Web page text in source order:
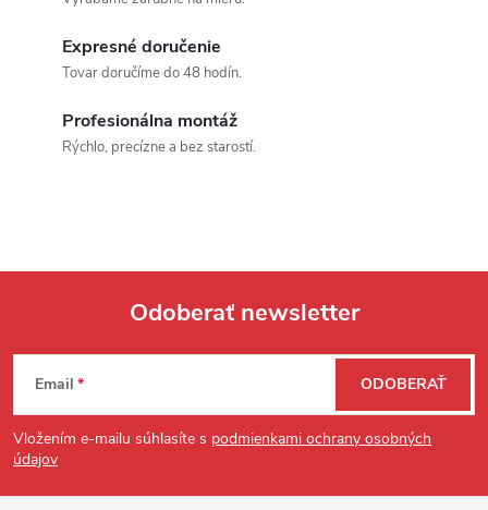
Expresné doručenie
Tovar doručíme do 48 hodín.
Profesionálna montáž
Rýchlo, precízne a bez starostí.
Zápätie
Odoberať newsletter
Email
Vložením e-mailu súhlasíte s podmienkami ochrany osobných
údajov
ODOBERAŤ